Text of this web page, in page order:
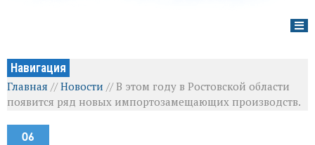
Навигация
Главная //Новости //В этом году в Ростовской области
появится ряд новых импортозамещающих производств.
06